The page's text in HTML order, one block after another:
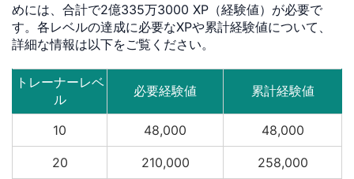
めには、合計で2億335万3000 XP（経験値）が必要で
す。各レベルの達成に必要なXPや累計経験値について、
詳細な情報は以下をご覧ください。
トレーナーレベ
ル
必要経験値 累計経験値
10 48,000 48,000
20 210,000 258,000